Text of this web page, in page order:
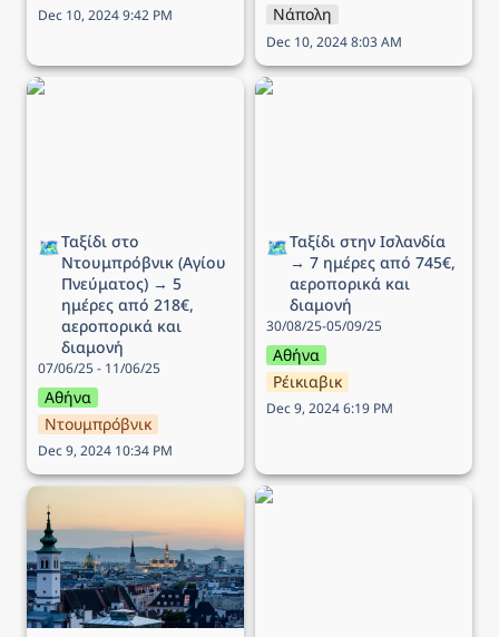
Dec 10, 2024 9:42 PM
Νάπολη
Dec 10, 2024 8:03 AM
Ταξίδι στο Ντουμπρόβνικ
🗺️Ταξίδι στο
Ντουμπρόβνικ (Αγίου
Πνεύματος) → 5
ημέρες από 218€,
αεροπορικά και
διαμονή
07/06/25 - 11/06/25
Αθήνα
Ντουμπρόβνικ
Dec 9, 2024 10:34 PM
Ταξίδι στην Ισλανδία → 7
🗺️Ταξίδι στην Ισλανδία
→ 7 ημέρες από 745€,
αεροπορικά και
διαμονή
30/08/25-05/09/25
Αθήνα
Ρέικιαβικ
Dec 9, 2024 6:19 PM
Ταξίδι στην Βιέννη (25η
Μαρτίου) → 5 ημέρες
από 163€, αεροπορικά
και διαμονή
Ταξίδι στο Παρίσι → 5